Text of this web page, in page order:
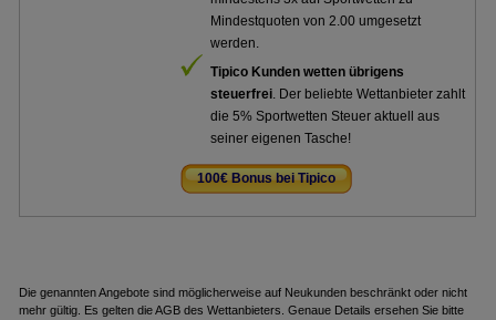
Mindestquoten von 2.00 umgesetzt
werden.
Tipico Kunden wetten übrigens
steuerfrei. Der beliebte Wettanbieter zahlt
die 5% Sportwetten Steuer aktuell aus
seiner eigenen Tasche!
100€ Bonus bei Tipico
Die genannten Angebote sind möglicherweise auf Neukunden beschränkt oder nicht
mehr gültig. Es gelten die AGB des Wettanbieters. Genaue Details ersehen Sie bitte